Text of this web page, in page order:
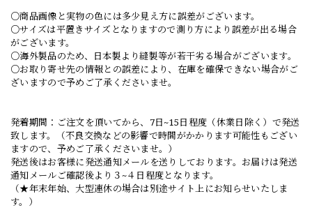
○商品画像と実物の色には多少見え方に誤差がございます。
○サイズは平置きサイズとなりますので測り方により誤差が出る場合
がございます。
○海外製品のため、日本製より縫製等が若干劣る場合がございます。
○お取り寄せ先の情報との誤差により、在庫を確保できない場合がご
ざいますので予めご了承くださいませ。
発着期間：ご注文を頂いてから、7日~15日程度（休業日除く）で発送
致します。（不良交換などの影響で時間がかかります可能性もござい
ますので、予めご了承くださいませ。）
発送後はお客様に発送通知メールを送りしております。お届けは発送
通知メールご確認後より３~４日程度となります。
（★年末年始、大型連休の場合は別途サイト上にお知らせいたしま
す。）